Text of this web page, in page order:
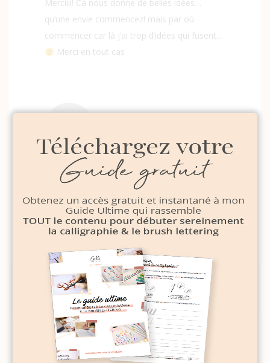
Merciiii! Ca nous donne de belles idées…
qu’une envie commencez! mais par où
commencer car là j’ai trop d’idées qui fusent…
Merci en tout cas
CALLIGRAPHIQUE
Avec plaisir ! C’est vrai que ça donne envie de
tout personnaliser !!!
Post a Comment